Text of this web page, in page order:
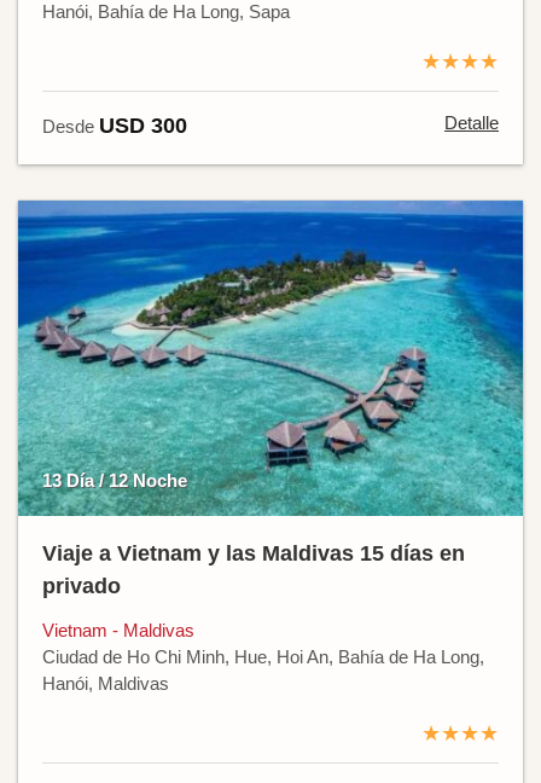
Hanói, Bahía de Ha Long, Sapa
★★★★
Desde USD 300 Detalle
13 Día / 12 Noche
Viaje a Vietnam y las Maldivas 15 días en
privado
Vietnam - Maldivas
Ciudad de Ho Chi Minh, Hue, Hoi An, Bahía de Ha Long,
Hanói, Maldivas
★★★★